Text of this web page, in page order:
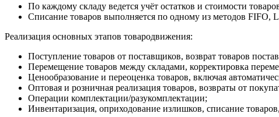
По каждому складу ведется учёт остатков и стоимости
Списание товаров выполняется по одному из методов FIFO,
Реализация основных этапов товародвижения:
Поступление товаров от поставщиков, возврат товаров
Перемещение товаров между складами, корректировка
Ценообразование и переоценка товаров, включая
Оптовая и розничная реализация товаров, возвраты от
Операции комплектации/разукомплектации;
Инвентаризация, оприходование излишков, списание